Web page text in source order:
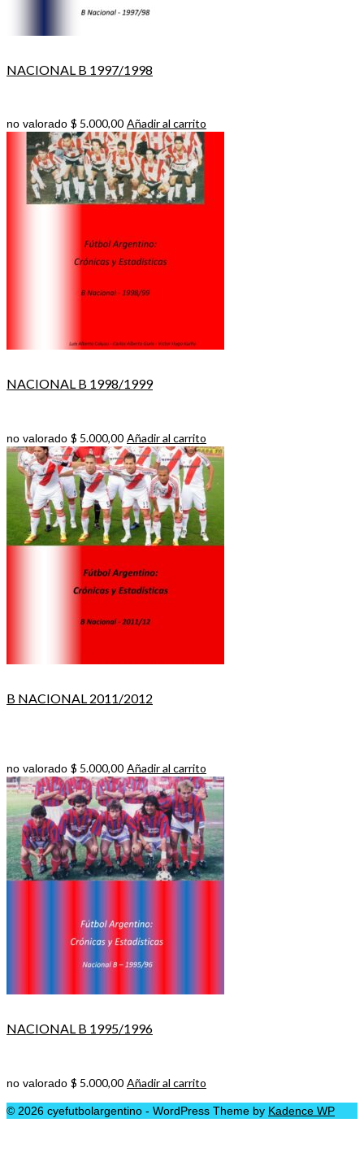
NACIONAL B 1997/1998
no valorado $ 5.000,00 Añadir al carrito
NACIONAL B 1998/1999
no valorado $ 5.000,00 Añadir al carrito
B NACIONAL 2011/2012
no valorado $ 5.000,00 Añadir al carrito
NACIONAL B 1995/1996
no valorado $ 5.000,00 Añadir al carrito
© 2026 cyefutbolargentino - WordPress Theme by Kadence WP